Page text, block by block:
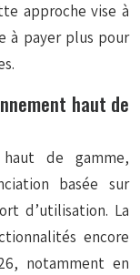
approche vise à
à payer plus pour
haut de
de gamme,
basée sur
d’utilisation. La
encore
notamment en